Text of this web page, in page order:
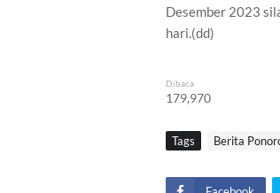
Desember 2023
hari.(dd)
Dibaca
179,970
Tags Berita